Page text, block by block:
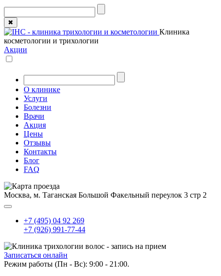
✖
Клиника
косметологии и трихологии
Акции
О клинике
Услуги
Болезни
Врачи
Акция
Цены
Отзывы
Контакты
Блог
FAQ
Москва, м. Таганская Большой Факельный переулок 3 стр 2
+7 (495) 04 92 269
+7 (926) 991-77-44
Записаться онлайн
Режим работы (Пн - Вс): 9:00 - 21:00.